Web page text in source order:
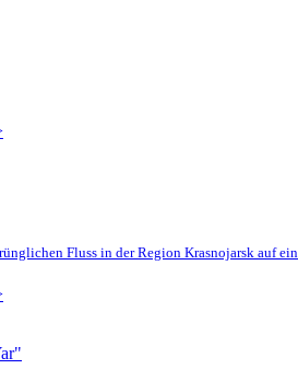
Fluss in der Region Krasnojarsk auf